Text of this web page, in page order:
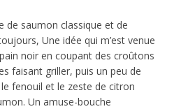
de saumon classique et de
Une idée qui m’est venue
noir en coupant des croûtons
faisant griller, puis un peu de
fenouil et le zeste de citron
Un amuse-bouche